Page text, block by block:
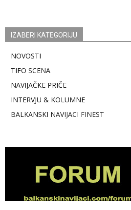
IZABERI KATEGORIJU
NOVOSTI
TIFO SCENA
NAVIJAČKE PRIČE
INTERVJU & KOLUMNE
BALKANSKI NAVIJACI FINEST